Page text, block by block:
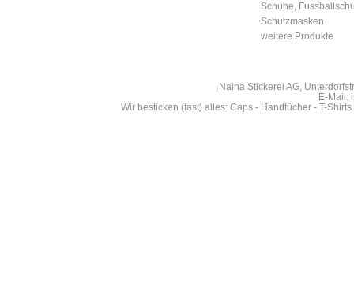
Schuhe,
Schutzmasken
weitere Produkte
Naina Stickerei AG,
E-Mail:
Wir besticken (fast) alles: Caps - Handtücher - T-